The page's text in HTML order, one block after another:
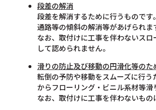
段差の解消
段差を解消するために行うもので
通路等の傾斜の解消等があげられま
なお、取付けに工事を伴わないス
して認められません。
滑りの防止及び移動の円滑化等の
転倒の予防や移動をスムーズに行
からフローリング・ビニル系材等滑
なお、取付けに工事を伴わないもの